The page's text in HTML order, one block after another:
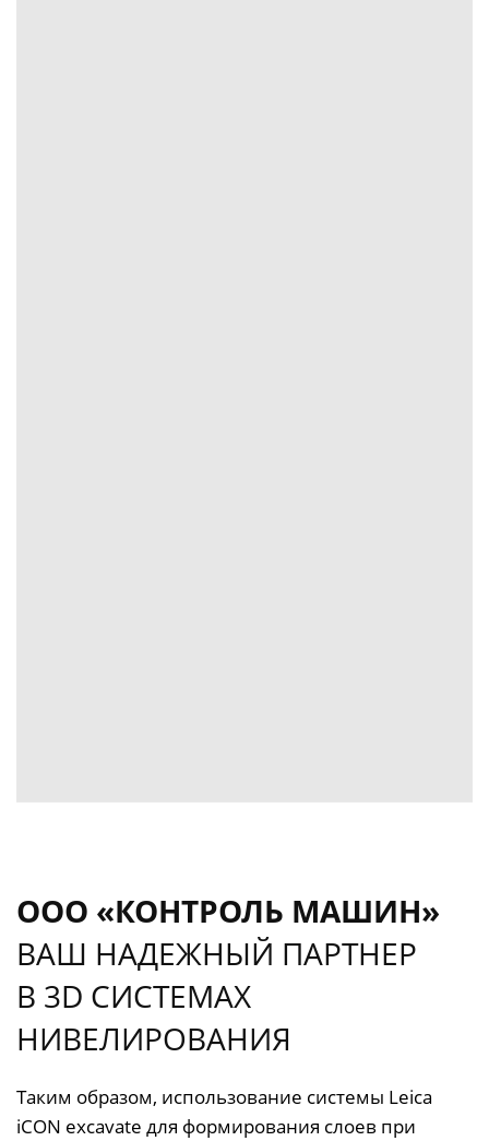
ООО «КОНТРОЛЬ МАШИН»
ВАШ НАДЕЖНЫЙ ПАРТНЕР
В 3D СИСТЕМАХ
НИВЕЛИРОВАНИЯ
Таким образом, использование системы Leica
iCON excavate для формирования слоев при